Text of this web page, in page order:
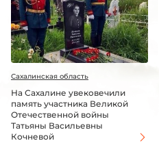
Сахалинская область
На Сахалине увековечили
память участника Великой
Отечественной войны
Татьяны Васильевны
Кочневой